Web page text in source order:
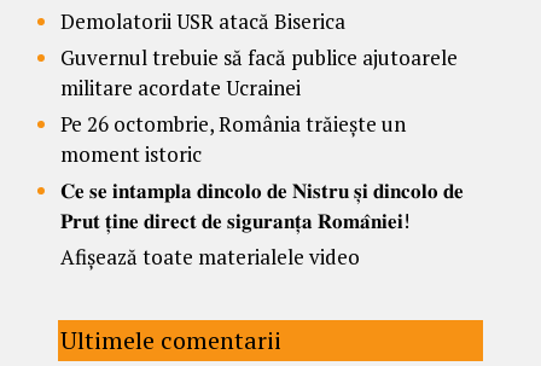
Demolatorii USR atacă Biserica
Guvernul trebuie să facă publice ajutoarele
militare acordate Ucrainei
Pe 26 octombrie, România trăiește un
moment istoric
𝐂𝐞 𝐬𝐞 𝐢𝐧𝐭𝐚𝐦𝐩𝐥𝐚 𝐝𝐢𝐧𝐜𝐨𝐥𝐨 𝐝𝐞 𝐍𝐢𝐬𝐭𝐫𝐮 𝐬̦𝐢 𝐝𝐢𝐧𝐜𝐨𝐥𝐨 𝐝𝐞
𝐏𝐫𝐮𝐭 𝐭̦𝐢𝐧𝐞 𝐝𝐢𝐫𝐞𝐜𝐭 𝐝𝐞 𝐬𝐢𝐠𝐮𝐫𝐚𝐧𝐭̦𝐚 𝐑𝐨𝐦𝐚̂𝐧𝐢𝐞𝐢!
Afișează toate materialele video
Ultimele comentarii